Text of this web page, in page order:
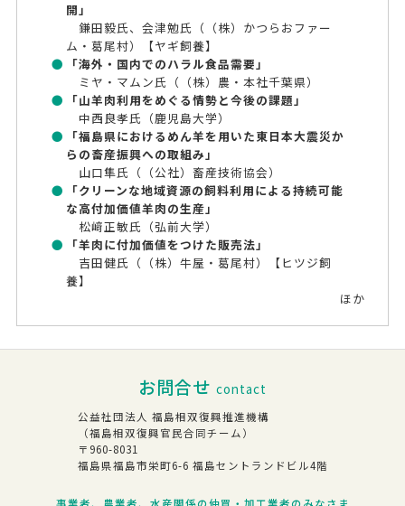
開」
鎌田毅氏、会津勉氏（（株）かつらおファー
ム・葛尾村）【ヤギ飼養】
「海外・国内でのハラル食品需要」
ミヤ・マムン氏（（株）農・本社千葉県）
「山羊肉利用をめぐる情勢と今後の課題」
中西良孝氏（鹿児島大学）
「福島県におけるめん羊を用いた東日本大震災か
らの畜産振興への取組み」
山口隼氏（（公社）畜産技術協会）
「クリーンな地域資源の飼料利用による持続可能
な高付加価値羊肉の生産」
松﨑正敏氏（弘前大学）
「羊肉に付加価値をつけた販売法」
吉田健氏（（株）牛屋・葛尾村）【ヒツジ飼
養】
ほか
お問合せ contact
公益社団法人 福島相双復興推進機構
（福島相双復興官民合同チーム）
〒960-8031
福島県福島市栄町6-6 福島セントランドビル4階
事業者、農業者、水産関係の仲買・加工業者のみなさま